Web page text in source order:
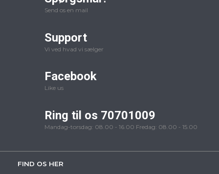
Send os en mail
Support
Vi ved hvad vi sælger
Facebook
Like us
Ring til os 70701009
Mandag-torsdag: 08.00 - 16.00 Fredag: 08.00 - 15.00
FIND OS HER